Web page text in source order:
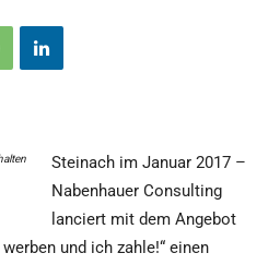
Steinach im Januar 2017 –
Nabenhauer Consulting
lanciert mit dem Angebot
und ich zahle!“ einen